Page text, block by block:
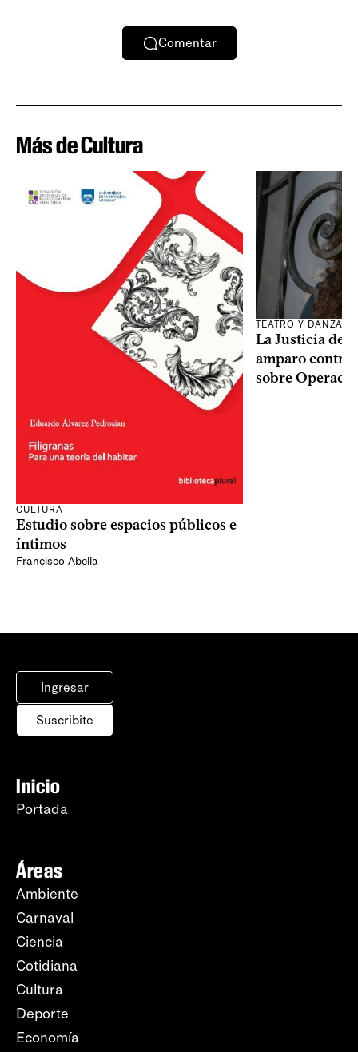
Comentar
Más de Cultura
CULTURA
Estudio sobre espacios públicos e
íntimos
Francisco Abella
TEATRO Y DANZA
La Justicia
amparo contra
sobre
Ingresar
Suscribite
Inicio
Portada
Áreas
Ambiente
Carnaval
Ciencia
Cotidiana
Cultura
Deporte
Economía